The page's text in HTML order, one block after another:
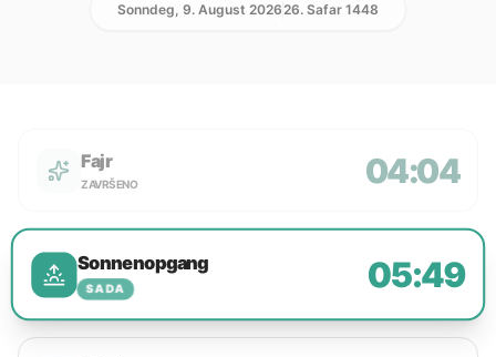
Sonndeg, 9. August 202626. Safar 1448
Fajr
ZAVRŠENO 04:04
Sonnenopgang
SADA 05:49